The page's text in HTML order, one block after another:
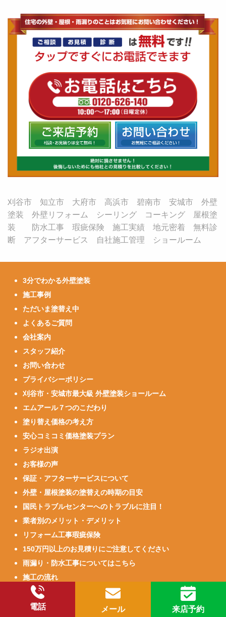
刈谷市 知立市 大府市 高浜市 碧南市 安城市 外壁
塗装 外壁リフォーム シーリング コーキング 屋根塗
装 防水工事 瑕疵保険 施工実績 地元密着 無料診
断 アフターサービス 自社施工管理 ショールーム
3分でわかる外壁塗装
施工事例
ただいま塗替え中
よくあるご質問
会社案内
スタッフ紹介
お問い合わせ
プライバシーポリシー
刈谷市・安城市最大級 外壁塗装ショールーム
エムアール７つのこだわり
塗り替え価格の考え方
安心コミコミ価格塗装プラン
ラジオ出演
お客様の声
保証・アフターサービスについて
外壁・屋根塗装の塗替えの時期の目安
国民トラブルセンターへのトラブルに注目！
業者別のメリット・デメリット
リフォーム工事瑕疵保険
150万円以上のお見積りにご注意してください
雨漏り・防水工事についてはこちら
施工の流れ
カラーシミュレーション
見積りシミュレーション
電話 メール 来店予約